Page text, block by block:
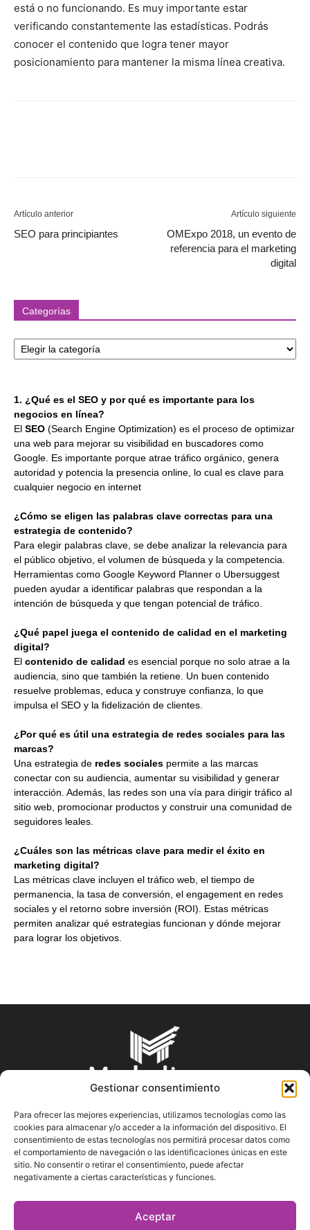
Gestionar consentimiento
Para ofrecer las mejores experiencias, utilizamos tecnologías como las
cookies para almacenar y/o acceder a la información del dispositivo. El
consentimiento de estas tecnologías nos permitirá procesar datos como
el comportamiento de navegación o las identificaciones únicas en este
sitio. No consentir o retirar el consentimiento, puede afectar
negativamente a ciertas características y funciones.
Aceptar
está o no funcionando. Es muy importante estar
verificando constantemente las estadísticas. Podrás
conocer el contenido que logra tener mayor
posicionamiento para mantener la misma línea creativa.
Artículo anterior
SEO para principiantes
Artículo siguiente
OMExpo 2018, un evento de
referencia para el marketing
digital
Categorías
1. ¿Qué es el SEO y por qué es importante para los
negocios en línea?
El SEO (Search Engine Optimization) es el proceso de optimizar
una web para mejorar su visibilidad en buscadores como
Google. Es importante porque atrae tráfico orgánico, genera
autoridad y potencia la presencia online, lo cual es clave para
cualquier negocio en internet
¿Cómo se eligen las palabras clave correctas para una
estrategia de contenido?
Para elegir palabras clave, se debe analizar la relevancia para
el público objetivo, el volumen de búsqueda y la competencia.
Herramientas como Google Keyword Planner o Ubersuggest
pueden ayudar a identificar palabras que respondan a la
intención de búsqueda y que tengan potencial de tráfico.
¿Qué papel juega el contenido de calidad en el marketing
digital?
El contenido de calidad es esencial porque no solo atrae a la
audiencia, sino que también la retiene. Un buen contenido
resuelve problemas, educa y construye confianza, lo que
impulsa el SEO y la fidelización de clientes.
¿Por qué es útil una estrategia de redes sociales para las
marcas?
Una estrategia de redes sociales permite a las marcas
conectar con su audiencia, aumentar su visibilidad y generar
interacción. Además, las redes son una vía para dirigir tráfico al
sitio web, promocionar productos y construir una comunidad de
seguidores leales.
¿Cuáles son las métricas clave para medir el éxito en
marketing digital?
Las métricas clave incluyen el tráfico web, el tiempo de
permanencia, la tasa de conversión, el engagement en redes
sociales y el retorno sobre inversión (ROI). Estas métricas
permiten analizar qué estrategias funcionan y dónde mejorar
para lograr los objetivos.
SOBRE NOSOTROS
En Marketin.es encontrarás la más actualizada y veraz
información sobre el mundo del marketing; consejos